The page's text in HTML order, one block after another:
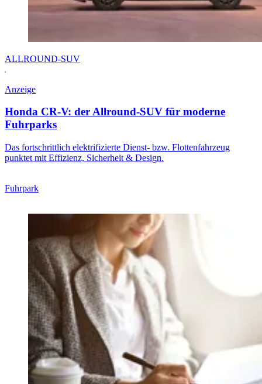
ALLROUND-SUV
Anzeige
Honda CR-V: der Allround-SUV für moderne
Fuhrparks
Das fortschrittlich elektrifizierte Dienst- bzw. Flottenfahrzeug
punktet mit Effizienz, Sicherheit & Design.
Fuhrpark